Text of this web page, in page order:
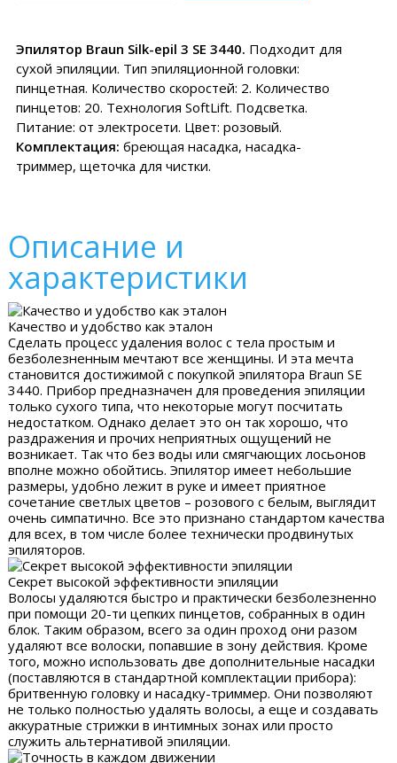
Эпилятор Braun Silk-epil 3 SE 3440. Подходит для
сухой эпиляции. Тип эпиляционной головки:
пинцетная. Количество скоростей: 2. Количество
пинцетов: 20. Технология SoftLift. Подсветка.
Питание: от электросети. Цвет: розовый.
Комплектация: бреющая насадка, насадка-
триммер, щеточка для чистки.
Описание и
характеристики
Качество и удобство как эталон
Сделать процесс удаления волос с тела простым и
безболезненным мечтают все женщины. И эта мечта
становится достижимой с покупкой эпилятора Braun SE
3440. Прибор предназначен для проведения эпиляции
только сухого типа, что некоторые могут посчитать
недостатком. Однако делает это он так хорошо, что
раздражения и прочих неприятных ощущений не
возникает. Так что без воды или смягчающих лосьонов
вполне можно обойтись. Эпилятор имеет небольшие
размеры, удобно лежит в руке и имеет приятное
сочетание светлых цветов – розового с белым, выглядит
очень симпатично. Все это признано стандартом качества
для всех, в том числе более технически продвинутых
эпиляторов.
Секрет высокой эффективности эпиляции
Волосы удаляются быстро и практически безболезненно
при помощи 20-ти цепких пинцетов, собранных в один
блок. Таким образом, всего за один проход они разом
удаляют все волоски, попавшие в зону действия. Кроме
того, можно использовать две дополнительные насадки
(поставляются в стандартной комплектации прибора):
бритвенную головку и насадку-триммер. Они позволяют
не только полностью удалять волосы, а еще и создавать
аккуратные стрижки в интимных зонах или просто
служить альтернативой эпиляции.